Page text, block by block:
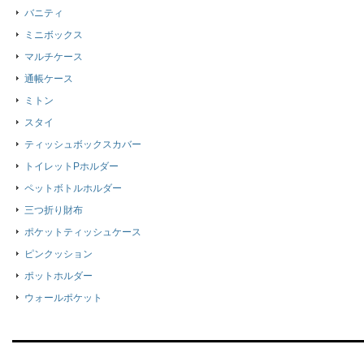
バニティ
ミニボックス
マルチケース
通帳ケース
ミトン
スタイ
ティッシュボックスカバー
トイレットPホルダー
ペットボトルホルダー
三つ折り財布
ポケットティッシュケース
ピンクッション
ポットホルダー
ウォールポケット